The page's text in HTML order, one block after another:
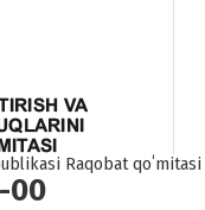
Raqobat qoʻmitasi
00